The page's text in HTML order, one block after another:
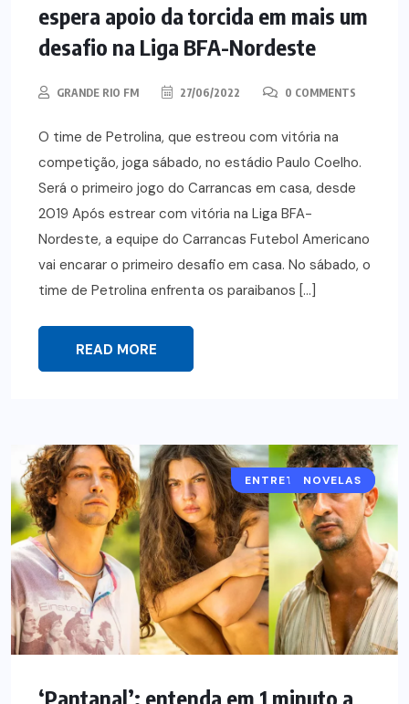
espera apoio da torcida em mais um
desafio na Liga BFA-Nordeste
GRANDE RIO FM 27/06/2022 0 COMMENTS
O time de Petrolina, que estreou com vitória na
competição, joga sábado, no estádio Paulo Coelho.
Será o primeiro jogo do Carrancas em casa, desde
2019 Após estrear com vitória na Liga BFA-
Nordeste, a equipe do Carrancas Futebol Americano
vai encarar o primeiro desafio em casa. No sábado, o
time de Petrolina enfrenta os paraibanos […]
READ MORE
ENTRETENIMENTO
NOVELAS
‘Pantanal’: entenda em 1 minuto a